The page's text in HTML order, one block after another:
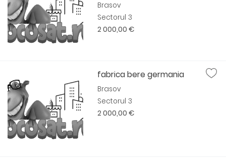
Brasov
Sectorul 3
2 000,00 €
fabrica bere germania
Brasov
Sectorul 3
2 000,00 €